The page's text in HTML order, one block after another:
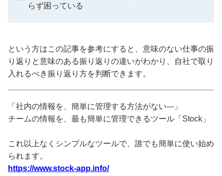
らず困っている
という方はこの記事を参考にすると、意味のない仕事の振
り返りと意味のある振り返りの違いがわかり、自社で取り
入れるべき振り返り方を判断できます。
「社内の情報を、簡単に管理する方法がない---」
チームの情報を、最も簡単に管理できるツール「Stock」
これ以上なくシンプルなツールで、誰でも簡単に使い始め
られます。
https://www.stock-app.info/